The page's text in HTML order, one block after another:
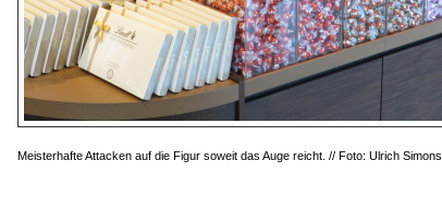
Meisterhafte Attacken auf die Figur soweit das Auge reicht. // Foto: Ulrich Simons